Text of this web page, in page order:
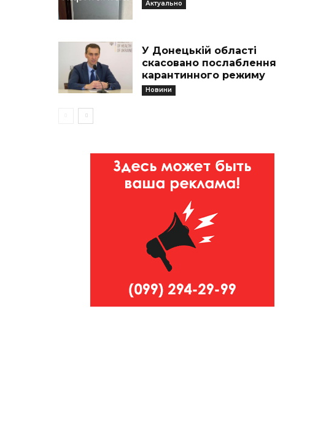
Актуально
У Донецькій області
скасовано послаблення
карантинного режиму
Новини